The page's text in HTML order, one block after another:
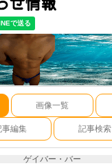
画像一覧
事編集 記事検索
ゲイバー・バー